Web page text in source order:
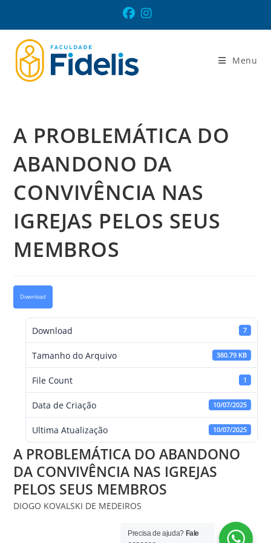
conteúdo
Menu
A PROBLEMÁTICA DO
ABANDONO DA
CONVIVÊNCIA NAS
IGREJAS PELOS SEUS
MEMBROS
Download
Download 7
Tamanho do Arquivo 380.79 KB
File Count 1
Data de Criação 10/07/2025
Ultima Atualização 10/07/2025
A PROBLEMÁTICA DO ABANDONO
DA CONVIVÊNCIA NAS IGREJAS
PELOS SEUS MEMBROS
DIOGO KOVALSKI DE MEDEIROS
Precisa de ajuda? Fale